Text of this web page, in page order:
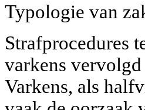
Typologie van
Strafprocedures
varkens
Varkens, als